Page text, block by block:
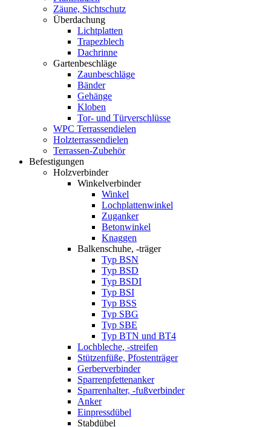
Zäune, Sichtschutz
Überdachung
Lichtplatten
Trapezblech
Dachrinne
Gartenbeschläge
Zaunbeschläge
Bänder
Gehänge
Kloben
Tor- und Türverschlüsse
WPC Terrassendielen
Holzterrassendielen
Terrassen-Zubehör
Befestigungen
Holzverbinder
Winkelverbinder
Winkel
Lochplattenwinkel
Zuganker
Betonwinkel
Knaggen
Balkenschuhe, -träger
Typ BSN
Typ BSD
Typ BSDI
Typ BSI
Typ BSS
Typ SBG
Typ SBE
Typ BTN und BT4
Lochbleche, -streifen
Stützenfüße, Pfostenträger
Gerberverbinder
Sparrenpfettenanker
Sparrenhalter, -fußverbinder
Anker
Einpressdübel
Stabdübel